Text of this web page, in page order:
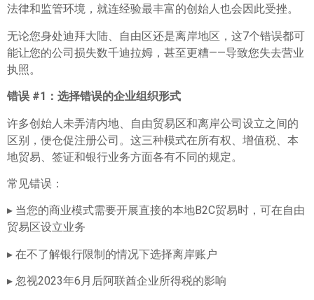
法律和监管环境，就连经验最丰富的创始人也会因此受挫。
无论您身处迪拜大陆、自由区还是离岸地区，这7个错误都可
能让您的公司损失数千迪拉姆，甚至更糟——导致您失去营业
执照。
错误 #1 ：选择错误的企业组织形式
许多创始人未弄清内地、自由贸易区和离岸公司设立之间的
区别，便仓促注册公司。这三种模式在所有权、增值税、本
地贸易、签证和银行业务方面各有不同的规定。
常见错误：
▸ 当您的商业模式需要开展直接的本地B2C贸易时，可在自由
贸易区设立业务
▸ 在不了解银行限制的情况下选择离岸账户
▸ 忽视2023年6月后阿联酋企业所得税的影响